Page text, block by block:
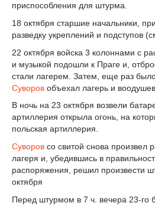
приспособления для штурма.
18 октября старшие начальники,
разведку укреплений и подступов
22 октября войска 3 колоннами с
и музыкой подошли к Праге и,
стали лагерем. Затем, еще раз
Суворов объехал лагерь и
В ночь на 23 октября возвели
артиллерия открыла огонь, на
польская артиллерия.
Суворов со свитой снова произвел
лагеря и, убедившись в
распоряжения, решил произвести
октября
Перед штурмом в 7 ч. вечера 23-го